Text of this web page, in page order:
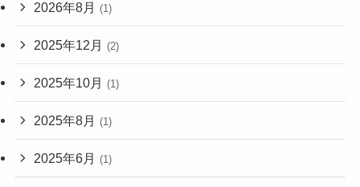
2026年8月 (1)
2025年12月 (2)
2025年10月 (1)
2025年8月 (1)
2025年6月 (1)